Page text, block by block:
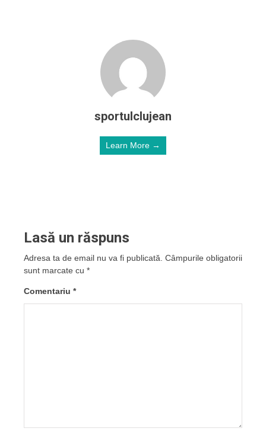
sportulclujean
Learn More →
Lasă un răspuns
Adresa ta de email nu va fi publicată. Câmpurile obligatorii
sunt marcate cu *
Comentariu *